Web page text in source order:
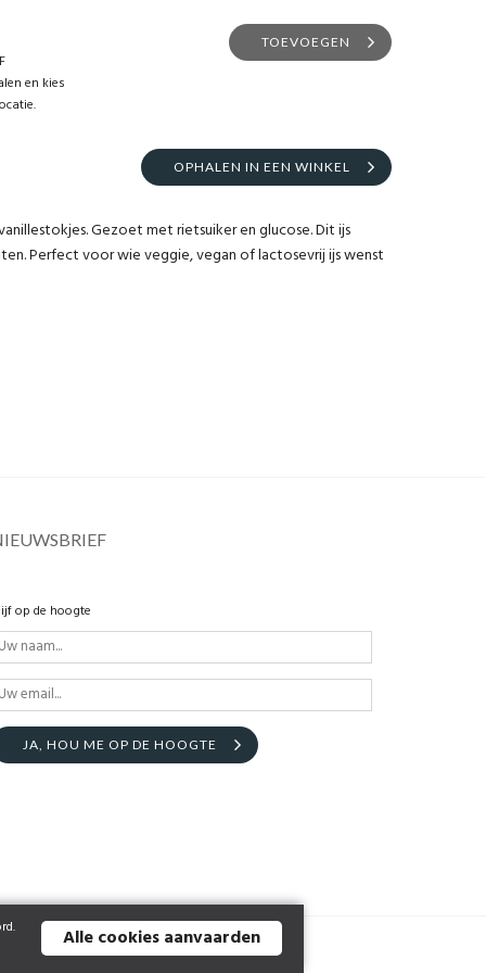
en kies
TOEVOEGEN
OPHALEN IN EEN WINKEL
Gezoet met rietsuiker en glucose. Dit ijs
Perfect voor wie veggie, vegan of lactosevrij ijs wenst
op de hoogte
JA, HOU ME OP DE HOOGTE
Alle cookies aanvaarden